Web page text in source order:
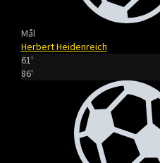
Mål
Herbert Heidenreich
61'
86'